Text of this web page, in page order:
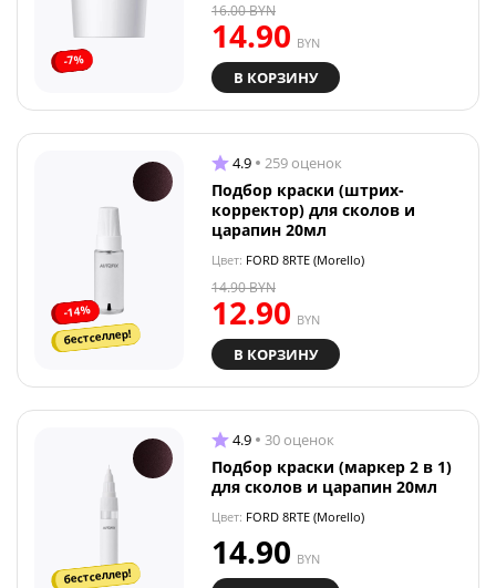
-7%
14.90 BYN
16.00BYN
В КОРЗИНУ
-14%
бестселлер!
4.9 259 оценок
Подбор краски (штрих-
корректор) для сколов и
царапин 20мл
Цвет: FORD 8RTE (Morello)
12.90 BYN
14.90BYN
В КОРЗИНУ
бестселлер!
4.9 30 оценок
Подбор краски (маркер 2 в 1)
для сколов и царапин 20мл
Цвет: FORD 8RTE (Morello)
14.90 BYN